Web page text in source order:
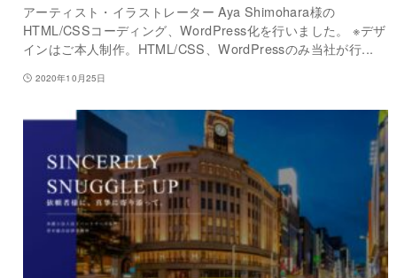
アーティスト・イラストレーター Aya Shimohara様の
HTML/CSSコーディング、WordPress化を行いました。 ※デザ
インはご本人制作。HTML/CSS、WordPressのみ当社が行...
2020年10月25日